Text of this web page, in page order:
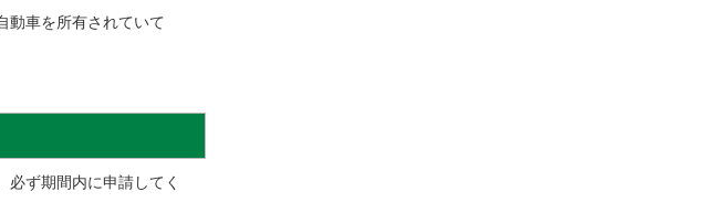
動車を所有されていて
必ず期間内に申請してく